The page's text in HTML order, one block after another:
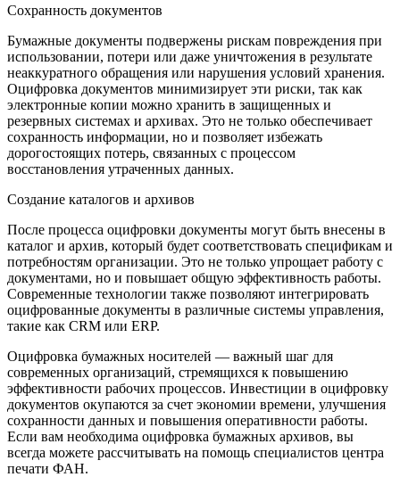
Сохранность документов
Бумажные документы подвержены рискам повреждения при
использовании, потери или даже уничтожения в результате
неаккуратного обращения или нарушения условий хранения.
Оцифровка документов минимизирует эти риски, так как
электронные копии можно хранить в защищенных и
резервных системах и архивах. Это не только обеспечивает
сохранность информации, но и позволяет избежать
дорогостоящих потерь, связанных с процессом
восстановления утраченных данных.
Создание каталогов и архивов
После процесса оцифровки документы могут быть внесены в
каталог и архив, который будет соответствовать спецификам и
потребностям организации. Это не только упрощает работу с
документами, но и повышает общую эффективность работы.
Современные технологии также позволяют интегрировать
оцифрованные документы в различные системы управления,
такие как CRM или ERP.
Оцифровка бумажных носителей — важный шаг для
современных организаций, стремящихся к повышению
эффективности рабочих процессов. Инвестиции в оцифровку
документов окупаются за счет экономии времени, улучшения
сохранности данных и повышения оперативности работы.
Если вам необходима оцифровка бумажных архивов, вы
всегда можете рассчитывать на помощь специалистов центра
печати ФАН.